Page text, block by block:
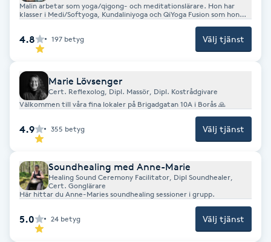
Föning
Gel naglar
Gelenaglar
Gellack
Gellack med förstärkning
Gravidmassage
Gravidyoga
Malin arbetar som yoga/qigong- och meditationslärare. Hon har
klasser i Medi/Softyoga, Kundaliniyoga och QiYoga Fusion som hon
övningarna så att du kan ta till dig dem på den nivå där du befinner
dig. Malin är mycket terapeutisk i sina klasser och förklarar på djupet
varför du gör övningarna och vad som händer i din kropp då du gör
4.8 197 betyg Välj tjänst
Marie Lövsenger
Cert. Reflexolog, Dipl. Massör, Dipl. Kostrådgivare
Välkommen till våra fina lokaler på Brigadgatan 10A i Borås 🙏
4.9 355 betyg Välj tjänst
Soundhealing med Anne-Marie
Healing Sound Ceremony Facilitator, Dipl Soundhealer,
Cert. Gonglärare
Här hittar du Anne-Maries soundhealing sessioner i grupp.
5.0 24 betyg Välj tjänst